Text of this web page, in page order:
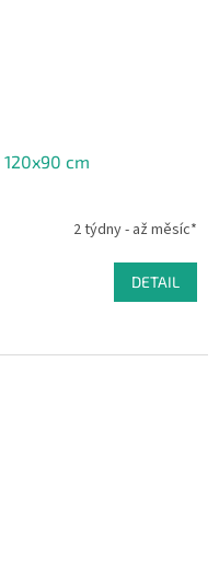
cm
2 týdny - až měsíc*
DETAIL